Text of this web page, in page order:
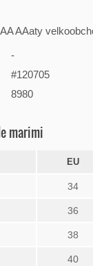
AAaty
-
#120705
8980
marimi
EU
34
36
38
40